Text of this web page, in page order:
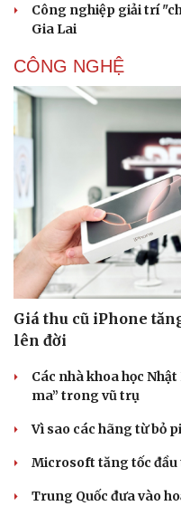
Công nghiệp giải trí
Gia Lai
CÔNG NGHỆ
Giá thu cũ iPhone
lên đời
Các nhà khoa học
ma” trong vũ trụ
Vì sao các hãng từ bỏ
Microsoft tăng tốc đầu
Trung Quốc đưa vào